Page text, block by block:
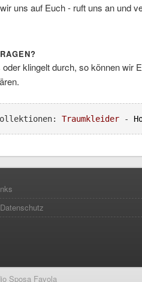
uns auf Euch - ruft uns an und
klingelt durch, so können wir
Traumkleider -
Sposa Favola